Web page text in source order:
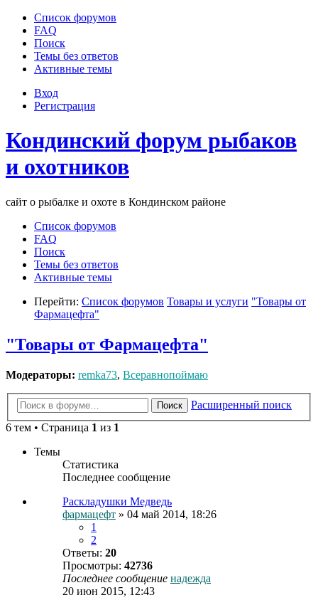
Список форумов
FAQ
Поиск
Темы без ответов
Активные темы
Вход
Регистрация
Кондинский форум рыбаков
и охотников
сайт о рыбалке и охоте в Кондинском районе
Список форумов
FAQ
Поиск
Темы без ответов
Активные темы
Перейти: Список форумов Товары и услуги "Товары от
Фармацефта"
"Товары от Фармацефта"
Модераторы: remka73, Всеравнопоймаю
Поиск
Расширенный поиск
6 тем • Страница 1 из 1
Темы
Статистика
Последнее сообщение
Раскладушки Медведь
фармацефт » 04 май 2014, 18:26
1
2
Ответы: 20
Просмотры: 42736
Последнее сообщение надежда
20 июн 2015, 12:43